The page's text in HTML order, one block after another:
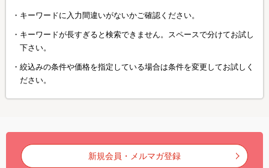
キーワードに入力間違いがないかご確認ください。
キーワードが長すぎると検索できません。スペースで分けてお試し
下さい。
絞込みの条件や価格を指定している場合は条件を変更してお試しく
ださい。
新規会員・メルマガ登録